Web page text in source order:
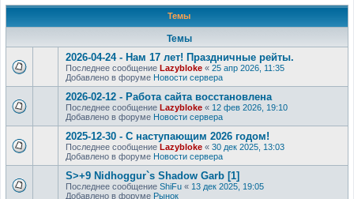
Темы
Темы
2026-04-24 - Нам 17 лет! Праздничные рейты.
Последнее сообщение Lazybloke « 25 апр 2026, 11:35
Добавлено в форуме Новости сервера
2026-02-12 - Работа сайта восстановлена
Последнее сообщение Lazybloke « 12 фев 2026, 19:10
Добавлено в форуме Новости сервера
2025-12-30 - С наступающим 2026 годом!
Последнее сообщение Lazybloke « 30 дек 2025, 13:03
Добавлено в форуме Новости сервера
S>+9 Nidhoggur`s Shadow Garb [1]
Последнее сообщение ShiFu « 13 дек 2025, 19:05
Добавлено в форуме Рынок